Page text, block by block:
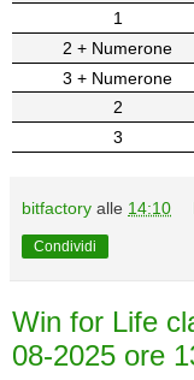
1
2 + Numerone
3 + Numerone
2
3
bitfactory alle 14:10
Condividi
Win for Life
08-2025 ore